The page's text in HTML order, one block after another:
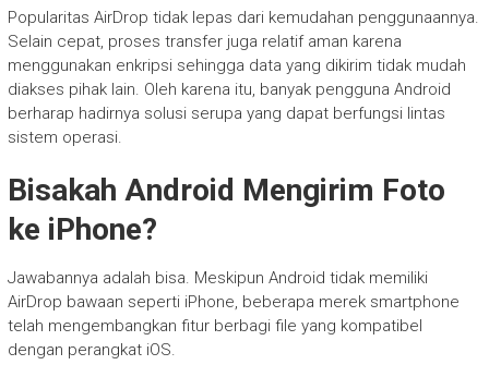
Popularitas AirDrop tidak lepas dari kemudahan penggunaannya.
Selain cepat, proses transfer juga relatif aman karena
menggunakan enkripsi sehingga data yang dikirim tidak mudah
diakses pihak lain. Oleh karena itu, banyak pengguna Android
berharap hadirnya solusi serupa yang dapat berfungsi lintas
sistem operasi.
Bisakah Android Mengirim Foto
ke iPhone?
Jawabannya adalah bisa. Meskipun Android tidak memiliki
AirDrop bawaan seperti iPhone, beberapa merek smartphone
telah mengembangkan fitur berbagi file yang kompatibel
dengan perangkat iOS.